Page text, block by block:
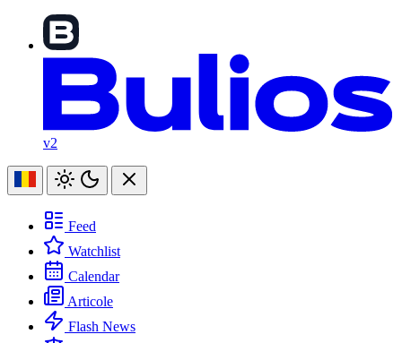
v2
Feed
Watchlist
Calendar
Articole
Flash News